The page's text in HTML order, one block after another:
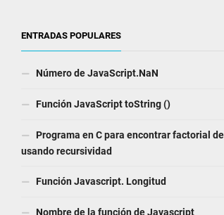
ENTRADAS POPULARES
Número de JavaScript.NaN
Función JavaScript toString ()
Programa en C para encontrar factorial
usando recursividad
Función Javascript. Longitud
Nombre de la función de Javascript